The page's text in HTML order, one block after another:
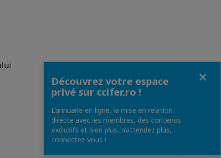
Découvrez votre espace
privé sur ccifer.ro !
L’annuaire en ligne, la mise en relation
directe avec les membres, des contenus
exclusifs et bien plus, n’attendez plus,
connectez-vous !